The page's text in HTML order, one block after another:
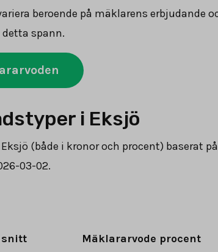
beroende på mäklarens erbjudande
spann.
i Eksjö
(både i kronor och procent) baserat
03-02.
snitt Mäklararvode procent